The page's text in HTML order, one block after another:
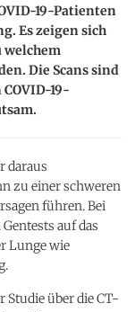
19-Patienten
Es zeigen sich
welchem
Die Scans sind
19-
daraus
zu einer schweren
führen. Bei
auf das
Lunge wie
Studie über die CT-